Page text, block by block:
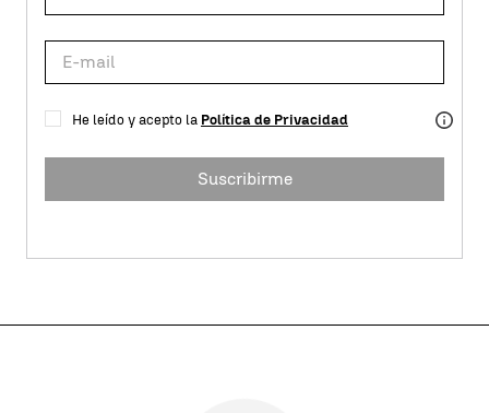
He leído y acepto la Política de Privacidad
Suscribirme